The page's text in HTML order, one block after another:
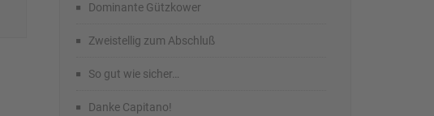
Dominante Gützkower
Zweistellig zum Abschluß
So gut wie sicher…
Danke Capitano!